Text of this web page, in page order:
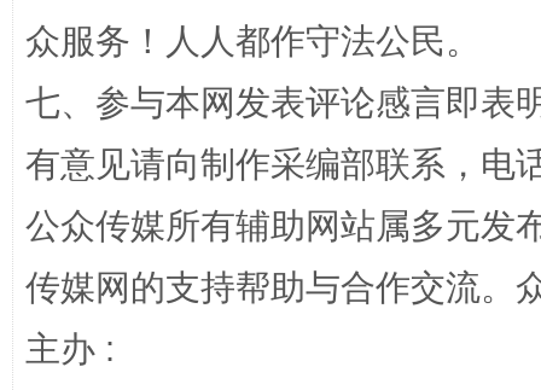
“蜀中异人”王建安的艺术幻境
完善运行机制助力责任有效落实
众服务！人人都作守法公民。
七、参与本网发表评论感言即表
有意见请向制作采编部联系，电
公众传媒所有辅助网站属多元发
传媒网的支持帮助与合作交流。
主办 :